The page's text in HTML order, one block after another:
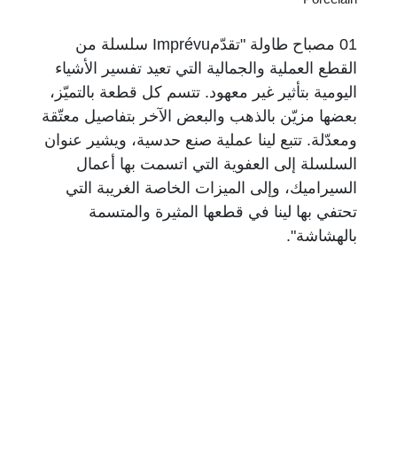
01 مصباح طاولة "تقدّمImprévu سلسلة من
القطع العملية والجمالية التي تعيد تفسير الأشياء
اليومية بتأثير غير معهود. تتسم كل قطعة بالتميّز،
بعضها مزيّن بالذهب والبعض الآخر بتفاصيل معتّقة
ومعدّلة. تتبع لينا عملية صنع حدسية، ويشير عنوان
السلسلة إلى العفوية التي اتسمت بها أعمال
السيراميك، وإلى الميزات الخاصة الغريبة التي
تحتفي بها لينا في قطعها المثيرة والمتسمة
بالهشاشة".